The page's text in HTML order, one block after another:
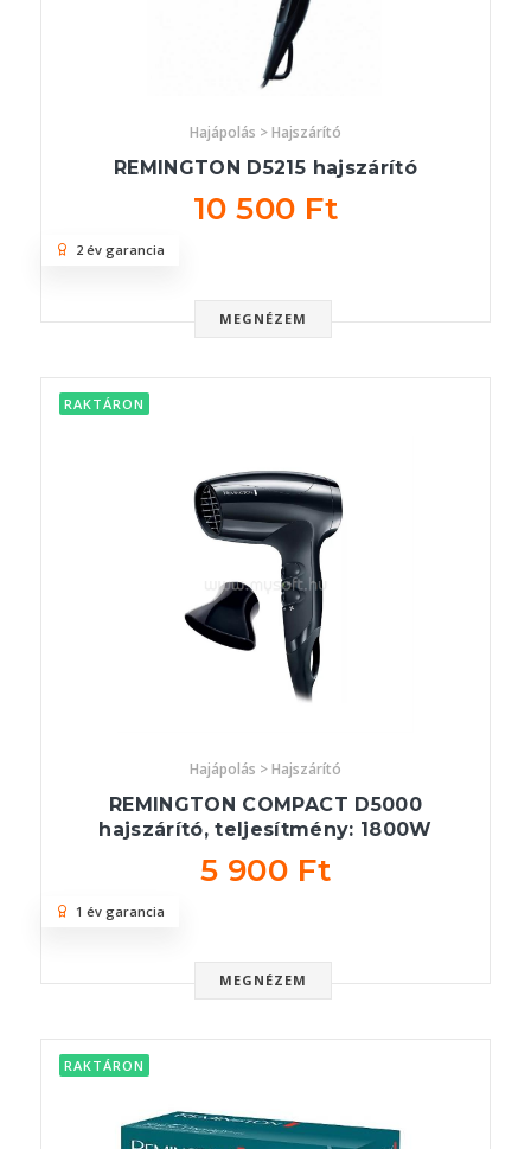
Hajápolás > Hajszárító
REMINGTON D5215 hajszárító
10 500 Ft
MEGNÉZEM
2 év garancia
RAKTÁRON
Hajápolás > Hajszárító
REMINGTON COMPACT D5000
hajszárító, teljesítmény: 1800W
5 900 Ft
MEGNÉZEM
1 év garancia
RAKTÁRON